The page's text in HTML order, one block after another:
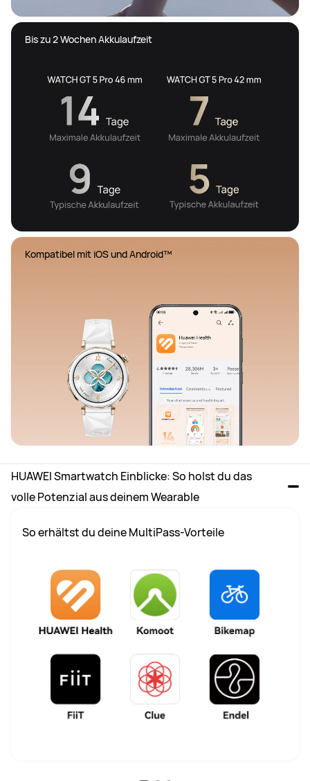
Bis zu 2 Wochen Akkulaufzeit
Kompatibel mit iOS und Android™
HUAWEI Smartwatch Einblicke: So holst du das
volle Potenzial aus deinem Wearable
So erhältst du deine MultiPass-Vorteile